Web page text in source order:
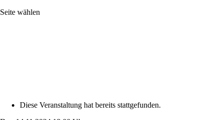
Seite wählen
Diese Veranstaltung hat bereits stattgefunden.